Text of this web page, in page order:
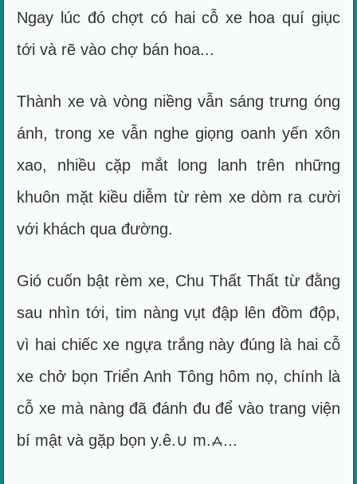
Ngay lúc đó chợt có hai cỗ xe hoa quí giục
tới và rẽ vào chợ bán hoa...
Thành xe và vòng niềng vẫn sáng trưng óng
ánh, trong xe vẫn nghe giọng oanh yến xôn
xao, nhiều cặp mắt long lanh trên những
khuôn mặt kiều diễm từ rèm xe dòm ra cười
với khách qua đường.
Gió cuốn bật rèm xe, Chu Thất Thất từ đằng
sau nhìn tới, tim nàng vụt đập lên đồm độp,
vì hai chiếc xe ngựa trắng này đúng là hai cỗ
xe chở bọn Triển Anh Tông hôm nọ, chính là
cỗ xe mà nàng đã đánh đu để vào trang viện
bí mật và gặp bọn y.ê.∪ m.⩜...